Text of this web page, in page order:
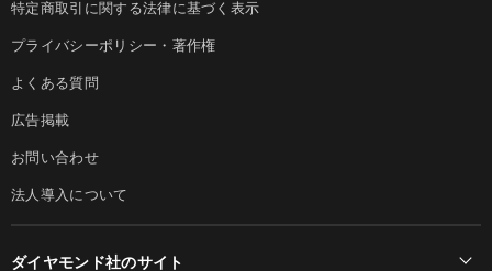
特定商取引に関する法律に基づく表示
プライバシーポリシー・著作権
よくある質問
広告掲載
お問い合わせ
法人導入について
ダイヤモンド社のサイト